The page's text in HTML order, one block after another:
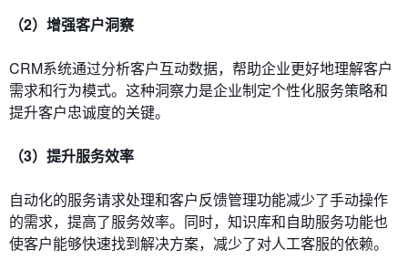
（2）增强客户洞察
CRM系统通过分析客户互动数据，帮助企业更好地理解客户
需求和行为模式。这种洞察力是企业制定个性化服务策略和
提升客户忠诚度的关键。
（3）提升服务效率
自动化的服务请求处理和客户反馈管理功能减少了手动操作
的需求，提高了服务效率。同时，知识库和自助服务功能也
使客户能够快速找到解决方案，减少了对人工客服的依赖。